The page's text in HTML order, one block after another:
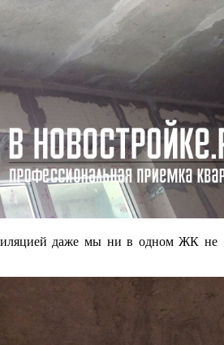
даже мы ни в одном ЖК не